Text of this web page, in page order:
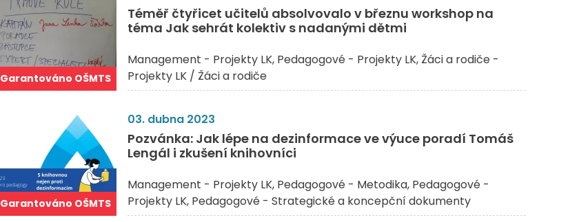
Garantováno OŠMTS
Téměř čtyřicet učitelů absolvovalo v březnu workshop na
téma Jak sehrát kolektiv s nadanými dětmi
Management - Projekty LK Pedagogové - Projekty LK Žáci a rodiče -
Projekty LK / Žáci a rodiče
Garantováno OŠMTS
03. dubna 2023
Pozvánka: Jak lépe na dezinformace ve výuce poradí Tomáš
Lengál i zkušení knihovníci
Management - Projekty LK Pedagogové - Metodika Pedagogové -
Projekty LK Pedagogové - Strategické a koncepční dokumenty